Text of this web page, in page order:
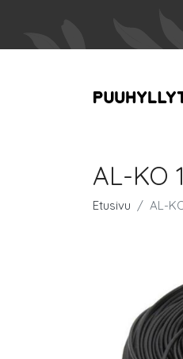
AL-KO
Etusivu AL-